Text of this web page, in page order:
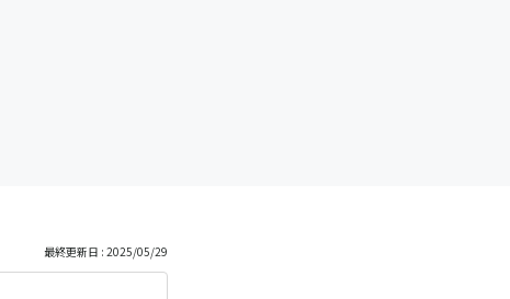
最終更新日 : 2025/05/29